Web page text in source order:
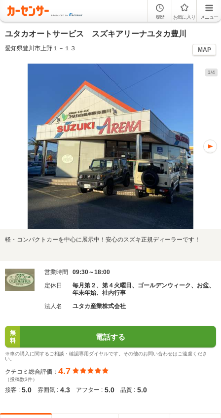
履歴 お気に入り メニュー
ユタカオートサービス スズキアリーナユタカ豊川
愛知県豊川市上野１－１３ MAP
1/4
軽・コンパクトカーを中心に展示中！安心のスズキ正規ディーラーです！
営業時間
09:30～18:00
定休日
毎月第２、第４火曜日、ゴールデンウィーク、お盆、
年末年始、社内行事
法人名
ユタカ産業株式会社
無
料
電話する
※車の購入に関するご相談・確認専用ダイヤルです。その他のお問い合わせはご遠慮くださ
い。
クチコミ総合評価： 4.7
（投稿数3件）
接客 : 5.0 雰囲気 : 4.3 アフター : 5.0 品質 : 5.0